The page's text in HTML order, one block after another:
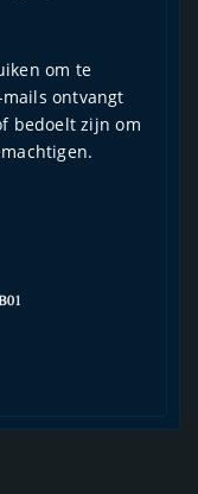
om te
ontvangt
bedoelt zijn om